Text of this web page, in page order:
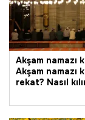
Akşam namazı
Akşam namazı
rekat? Nasıl